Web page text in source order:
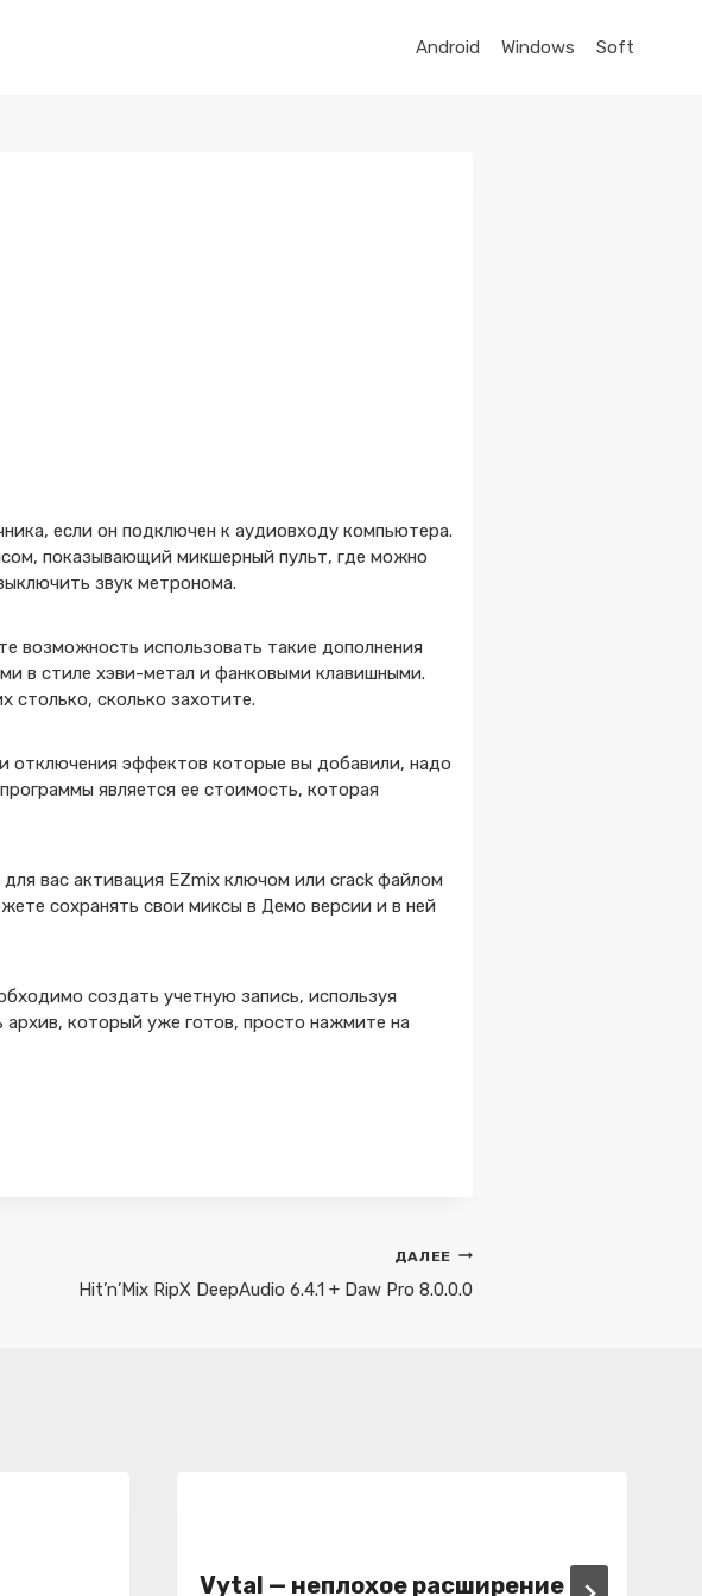
Android Windows Soft
если он подключен к аудиовходу компьютера.
показывающий микшерный пульт, где можно
звук метронома.
возможность использовать такие дополнения
в стиле хэви-метал и фанковыми клавишными.
столько, сколько захотите.
отключения эффектов которые вы добавили, надо
является ее стоимость, которая
вас активация EZmix ключом или crack файлом
сохранять свои миксы в Демо версии и в ней
создать учетную запись, используя
который уже готов, просто нажмите на
ДАЛЕЕ
Hit’n’Mix RipX DeepAudio 6.4.1 + Daw Pro 8.0.0.0
Vytal — неплохое расширение